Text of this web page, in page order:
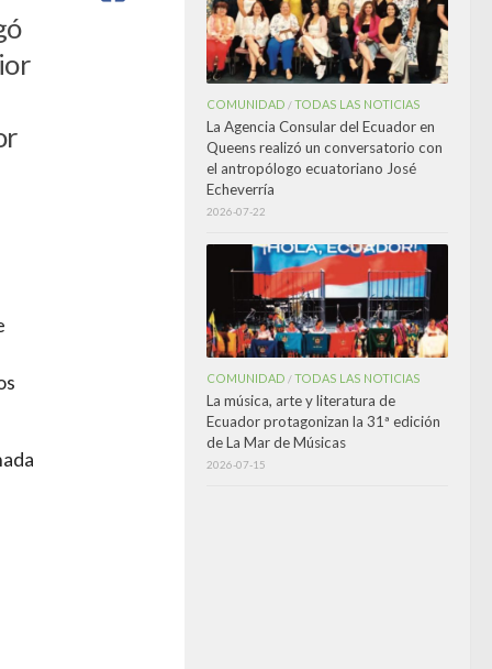
COMUNIDAD /TODAS LAS NOTICIAS
La Agencia Consular del Ecuador en
Queens realizó un conversatorio con
el antropólogo ecuatoriano José
Echeverría
2026-07-22
COMUNIDAD /TODAS LAS NOTICIAS
La música, arte y literatura de
Ecuador protagonizan la 31ª edición
de La Mar de Músicas
2026-07-15